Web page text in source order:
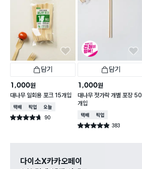
담기
1,000원
대나무 일회용 포크 15개입
택배배송매장픽업오늘배송
별점 4.7점 90
건 작성
담기
1,000원
대나무 젓가락 개별 포장 50
개입
택배배송매장픽업
별점 4.9점 383
건 작성
다이소X카카오페이